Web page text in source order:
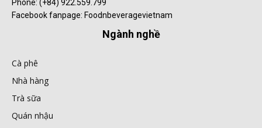
Phone: (+84) 922.559.799
Facebook fanpage: Foodnbeveragevietnam
Ngành nghề
Cà phê
Nhà hàng
Trà sữa
Quán nhậu